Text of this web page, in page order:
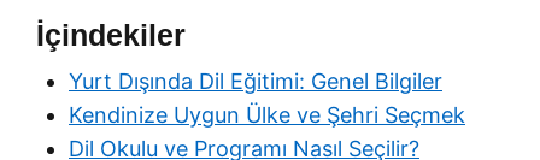
İçindekiler
Yurt Dışında Dil Eğitimi: Genel Bilgiler
Kendinize Uygun Ülke ve Şehri Seçmek
Dil Okulu ve Programı Nasıl Seçilir?